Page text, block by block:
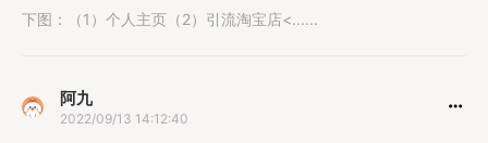
下图：（1）个人主页（2）引流淘宝店<......
阿九
2022/09/13 14:12:40